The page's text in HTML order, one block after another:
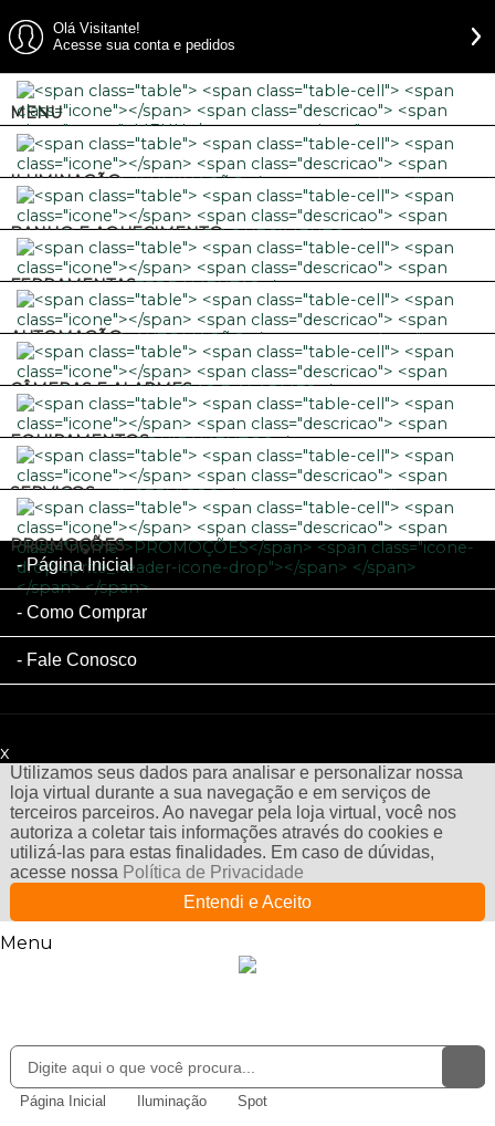
Olá Visitante!
Acesse sua conta e pedidos
MENU
ILUMINAÇÃO
BANHO E AQUECIMENTO
FERRAMENTAS
AUTOMAÇÃO
CÂMERAS E ALARMES
EQUIPAMENTOS
SERVIÇOS
PROMOÇÕES
Página Inicial
Como Comprar
Fale Conosco
x
Utilizamos seus dados para analisar e personalizar nossa
loja virtual durante a sua navegação e em serviços de
terceiros parceiros. Ao navegar pela loja virtual, você nos
autoriza a coletar tais informações através do cookies e
utilizá-las para estas finalidades. Em caso de dúvidas,
acesse nossa Política de Privacidade
Entendi e Aceito
Menu
Página Inicial Iluminação Spot